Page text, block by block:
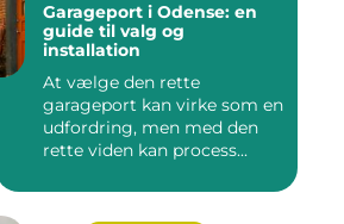
Garageport i Odense: en
guide til valg og
installation
At vælge den rette
garageport kan virke som en
udfordring, men med den
rette viden kan process...